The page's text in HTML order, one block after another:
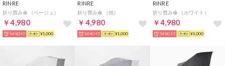
RINRE
折り畳み傘 （ベージュ）
￥4,980
54%OFF ¥1,000
RINRE
折り畳み傘 （他）
￥4,980
54%OFF ¥1,000
RINRE
折り畳み傘 （ホワイト）
￥4,980
54%OFF ¥1,000